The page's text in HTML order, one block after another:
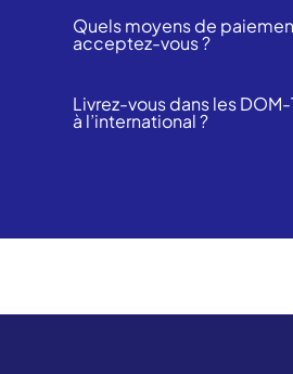
Quels moyens de
acceptez-vous ?
Livrez-vous dans les
à l’international ?